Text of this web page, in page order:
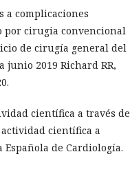
a complicaciones
por cirugia convencional
de cirugía general del
junio 2019 Richard RR,
científica a través de
científica a
de Cardiología.